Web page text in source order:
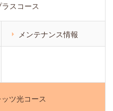
スコース
メンテナンス情報
ツ光コース